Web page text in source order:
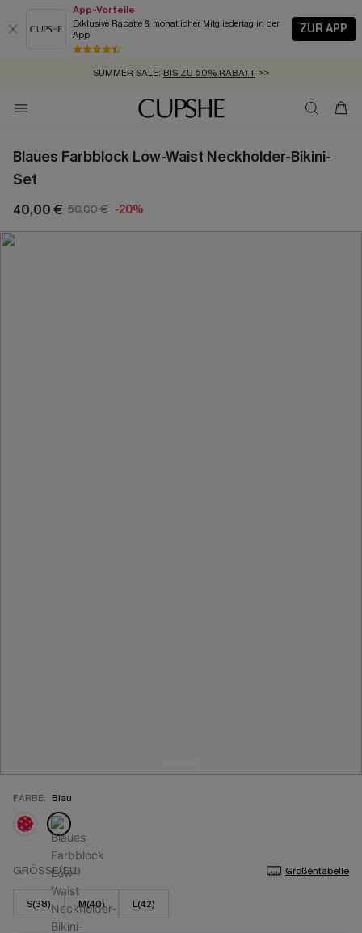
App-Vorteile
Exklusive Rabatte & monatlicher Mitgliedertag in der
App
ZUR APP
GRATIS MASSBAND MIT JEDEM SCHNELLVERSAND-ARTIKEL >>
SUMMER SALE: BIS ZU 50% RABATT >>
ZUM NEWSLETTER:BIS ZU -20% EXTRA ERHALTEN
KOSTENLOSER VERSAND AB 89 €
Blaues Farbblock Low-Waist Neckholder-Bikini-
Set
40,00 € 50,00 € -20%
FARBE: Blau
GRÖSSE(EU) Größentabelle
S(38) M(40) L(42)